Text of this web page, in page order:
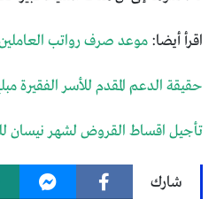
اقرأ أيضا: موعد صرف رواتب العاملين
حقيقة الدعم المقدم للأسر الفقيرة مبلغ 90 دينار لكل
تأجيل اقساط القروض لشهر نيسان
شارك